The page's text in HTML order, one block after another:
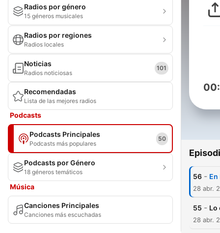
Radios por género
15 géneros musicales
Radios por regiones
Radios locales
Noticias
Radios noticiosas
101
Recomendadas
Lista de las mejores radios
Podcasts
Podcasts Principales
Podcasts más populares
50
Podcasts por Género
18 géneros temáticos
Música
Canciones Principales
Canciones más escuchadas
56 -
28 abr.
55 - Lo
28 abr.